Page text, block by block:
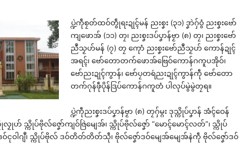
ပ္ဍဲကဵုစၠတ်ထဝ်တွဵုရးဍုၚ်မန် ညးစၞး (၃၁) ဒၞာဲဂှ်ဝွံ ညးစၞးဗော်
ကျဖောအ် (၁၁) တၠ၊ ညးစၞးဒပ်ပၞာန်ဗၟာ (၈) တၠ၊ ညးစၞးဗော်
ညဳသၟဟ်မန် (၇) တၠ ကေုာံ ညးစၞးဗော်ညဳသၟဟ် ကောန်ဍုၚ်
အရၚ်၊ ဗော်တောတက်ဖောအ်ဗြေဝ်ကောန်ဂကူပအိုဝ်၊
ဗော်ညးဍုၚ်ကွာန်၊ ဗော်ပၠတရဴညးဍုၚ်ကွာန်ကဵု ဗော်တော
တက်ဂုန်ဖဵုပိုန်ဒြပ်ကောန်ဂကူတံ ပါလုပ်မွဲမွဲတၠရ။
ပ္ဍဲကဵုညးစၞးဒပ်ပၞာန်ဗၟာ (၈) တၠဂှ်မ္ဂး ဒုသ္ကိုပ်ပၞာန် အံၚ်ဝေန်
ဟ် သ္ကိုပ်ဗိုလ်ဇၞော်ကျဝ်ဇြဲမျေအ်၊ သ္ကိုပ်ဗိုလ်ဇၞော် “မောၚ်မောၚ်လတ်”၊ သ္ကိုပ်
ၚုဝါဂျဳ၊ သ္ကိုပ်ဗိုလ် ဒဝ်တိတ်တိတ်သဵု၊ ဗိုလ်ဇၞော်ဒဝ်မျေအ်မျေအ်နဲကဵု ဗိုလ်ဇၞော်ဒဝ်